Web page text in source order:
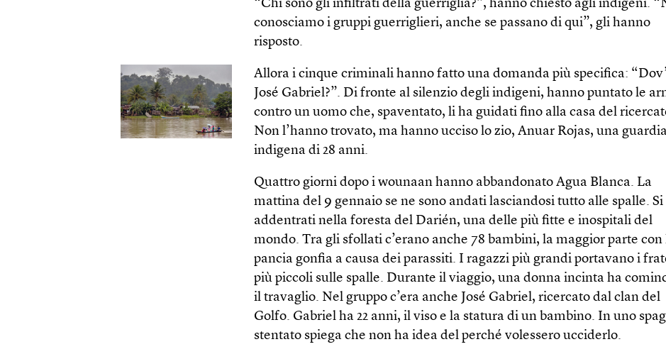
“Chi sono gli infiltrati della guerriglia?”, hanno chiesto agli indigeni.
conosciamo i gruppi guerriglieri, anche se passano di qui”, gli hanno
risposto.
Allora i cinque criminali hanno fatto una domanda più specifica:
José Gabriel?”. Di fronte al silenzio degli indigeni, hanno puntato le
contro un uomo che, spaventato, li ha guidati fino alla casa del
Non l’hanno trovato, ma hanno ucciso lo zio, Anuar Rojas, una guardia
indigena di 28 anni.
Quattro giorni dopo i wounaan hanno abbandonato Agua Blanca. La
mattina del 9 gennaio se ne sono andati lasciandosi tutto alle spalle. Si
addentrati nella foresta del Darién, una delle più fitte e inospitali del
mondo. Tra gli sfollati c’erano anche 78 bambini, la maggior parte con
pancia gonfia a causa dei parassiti. I ragazzi più grandi portavano i
più piccoli sulle spalle. Durante il viaggio, una donna incinta ha
il travaglio. Nel gruppo c’era anche José Gabriel, ricercato dal clan del
Golfo. Gabriel ha 22 anni, il viso e la statura di un bambino. In uno
stentato spiega che non ha idea del perché volessero ucciderlo.